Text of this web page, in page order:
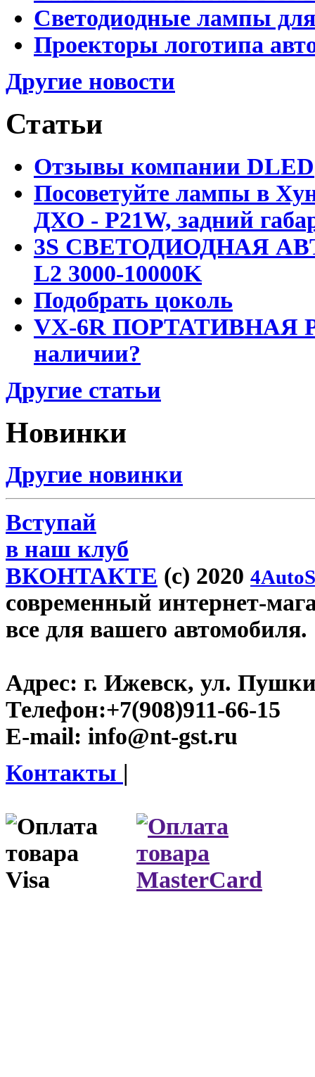
Светодиодные лампы
Проекторы логотипа
Другие новости
Статьи
Отзывы компании DLED
Посоветуйте лампы в
ДХО - P21W, задний
3S СВЕТОДИОДНАЯ
L2 3000-10000K
Подобрать цоколь
VX-6R ПОРТАТИВНАЯ
наличии?
Другие статьи
Новинки
Другие новинки
Вступай
в наш клуб
ВКОНТАКТЕ (c) 2020
современный интернет-
все для вашего автомобиля.
Адрес: г. Ижевск, ул.
Телефон:+7(908)911-66-15
E-mail: info@nt-gst.ru
Контакты